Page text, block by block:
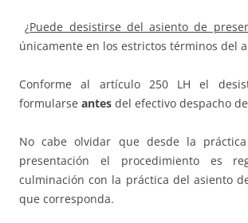
¿Puede desistirse del asiento de
únicamente en los estrictos términos del
Conforme al artículo 250 LH el
formularse antes del efectivo despacho
No cabe olvidar que desde la
presentación el procedimiento es
culminación con la práctica del asiento
que corresponda.